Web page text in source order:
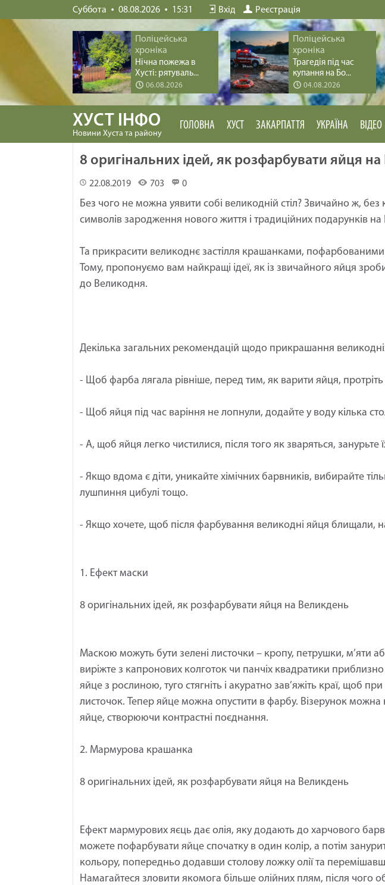
Суббота 08.08.2026 15:31 Вхід Реєстрація
Поліцейська
хроніка
Нічна пожежа в
Хусті: рятуваль...
06.08.2026
Поліцейська
хроніка
Трагедія під час
купання на Бо...
04.08.2026
ХУСТ ІНФО
Новини Хуста та району
ГОЛОВНА ХУСТ ЗАКАРПАТТЯ УКРАЇНА ВІДЕО
8 оригінальних ідей, як розфарбувати яйця
22.08.2019 703 0
Без чого не можна уявити собі великодній стіл? Звичайно ж,
символів зародження нового життя і традиційних подарунків на
Та прикрасити великоднє застілля крашанками,
Тому, пропонуємо вам найкращі ідеї, як із звичайного яйця
до Великодня.
Декілька загальних рекомендацій щодо прикрашання
- Щоб фарба лягала рівніше, перед тим, як варити яйця, протріть
- Щоб яйця під час варіння не лопнули, додайте у воду кілька
- А, щоб яйця легко чистилися, після того як зваряться, занурьте
- Якщо вдома є діти, уникайте хімічних барвників, вибирайте
лушпиння цибулі тощо.
- Якщо хочете, щоб після фарбування великодні яйця блищали,
1. Ефект маски
8 оригінальних ідей, як розфарбувати яйця на Великдень
Маскою можуть бути зелені листочки – кропу, петрушки, м’яти
виріжте з капронових колготок чи панчіх квадратики
яйце з рослиною, туго стягніть і акуратно зав’яжіть краї, щоб
листочок. Тепер яйце можна опустити в фарбу. Візерунок можна
яйце, створюючи контрастні поєднання.
2. Мармурова крашанка
8 оригінальних ідей, як розфарбувати яйця на Великдень
Ефект мармурових яєць дає олія, яку додають до харчового
можете пофарбувати яйце спочатку в один колір, а потім
кольору, попередньо додавши столову ложку олії та
Намагайтеся зловити якомога більше олійних плям, після чого